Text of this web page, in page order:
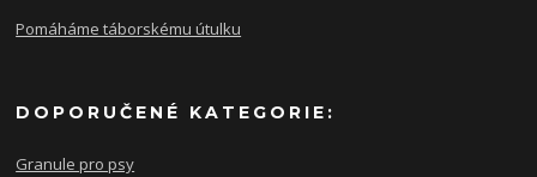
Pomáháme táborskému útulku
DOPORUČENÉ KATEGORIE:
Granule pro psy